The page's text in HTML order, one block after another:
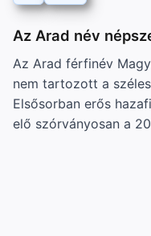
Az Arad név
Az Arad férfinév
nem tartozott a
Elsősorban erős
elő szórványosan a